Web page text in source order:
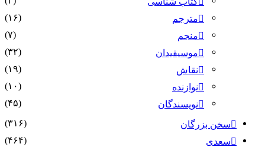
مترجم
(۱۶)
منجم
(۷)
موسیقیدان
(۳۲)
نقاش
(۱۹)
نوازنده
(۱۰)
نویسندگان
(۴۵)
سخن بزرگان
(۳۱۶)
سعدی
(۴۶۴)